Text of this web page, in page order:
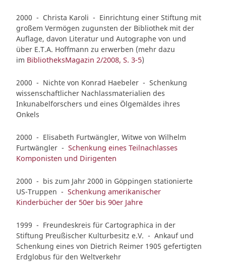
2000 - Christa Karoli - Einrichtung einer Stiftung mit
großem Vermögen zugunsten der Bibliothek mit der
Auflage, davon Literatur und Autographe von und
über E.T.A. Hoffmann zu erwerben (mehr dazu
im BibliotheksMagazin 2/2008, S. 3-5)
2000 - Nichte von Konrad Haebeler - Schenkung
wissenschaftlicher Nachlassmaterialien des
Inkunabelforschers und eines Ölgemäldes ihres
Onkels
2000 - Elisabeth Furtwängler, Witwe von Wilhelm
Furtwängler - Schenkung eines Teilnachlasses
Komponisten und Dirigenten
2000 - bis zum Jahr 2000 in Göppingen stationierte
US-Truppen - Schenkung amerikanischer
Kinderbücher der 50er bis 90er Jahre
1999 - Freundeskreis für Cartographica in der
Stiftung Preußischer Kulturbesitz e.V. - Ankauf und
Schenkung eines von Dietrich Reimer 1905 gefertigten
Erdglobus für den Weltverkehr